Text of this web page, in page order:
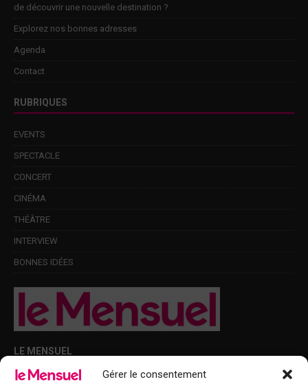
Gérer le consentement
de découvrir une nouvelle destination ?
Explorez nos bonnes adresses
Agenda
Contact
RUBRIQUES
EVENTS
SPECTACLE
CONCERT
CINÉMA
THÉÂTRE
INTERVIEW
BONNES IDÉES
LE MENSUEL